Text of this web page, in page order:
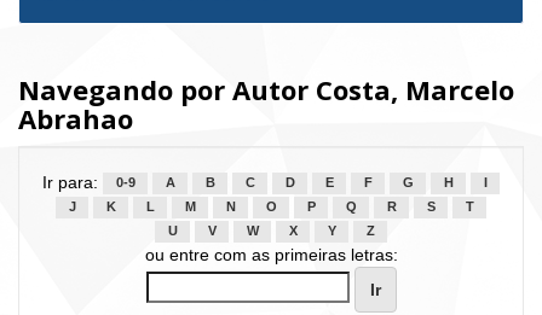
Navegando por Autor Costa, Marcelo
Abrahao
Ir para: 0-9 A B C D E F G H
J
K L M N O P Q R S
T
U
V W X Y Z
ou entre com as primeiras letras: